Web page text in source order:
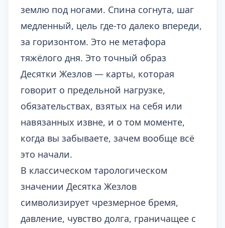
землю под ногами. Спина согнута, шаг
медленный, цель где-то далеко впереди,
за горизонтом. Это не метафора
тяжёлого дня. Это точный образ
Десятки Жезлов — карты, которая
говорит о предельной нагрузке,
обязательствах, взятых на себя или
навязанных извне, и о том моменте,
когда вы забываете, зачем вообще всё
это начали.
В классическом тарологическом
значении Десятка Жезлов
символизирует чрезмерное бремя,
давление, чувство долга, граничащее с